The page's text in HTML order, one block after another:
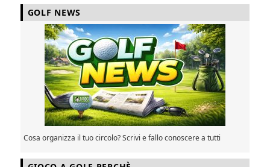
GOLF NEWS
Cosa organizza il tuo circolo? Scrivi e fallo conoscere a tutti